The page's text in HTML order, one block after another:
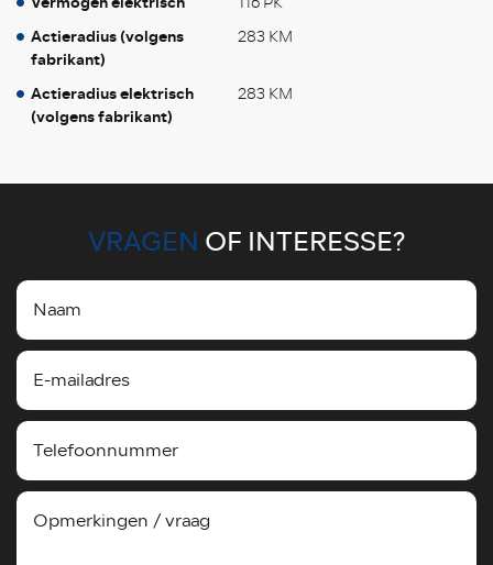
Actieradius (volgens
fabrikant)
283 KM
Actieradius elektrisch
(volgens fabrikant)
283 KM
VRAGEN OF INTERESSE?